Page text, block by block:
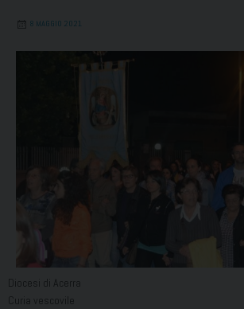
8 MAGGIO 2021
Diocesi di Acerra
Curia vescovile